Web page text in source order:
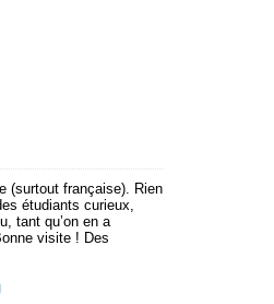
(surtout française). Rien
étudiants curieux,
tant qu’on en a
visite ! Des